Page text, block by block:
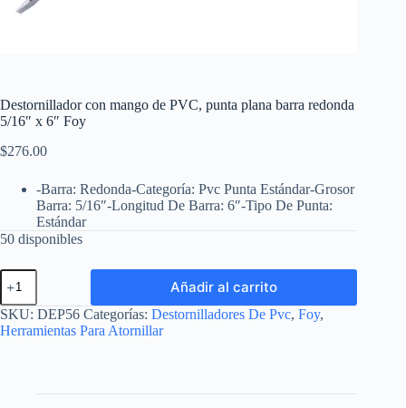
Destornillador con mango de PVC, punta plana barra redonda
5/16″ x 6″ Foy
$276.00
-Barra: Redonda-Categoría: Pvc Punta Estándar-Grosor
Barra: 5/16″-Longitud De Barra: 6″-Tipo De Punta:
Estándar
50 disponibles
Destornillador
con
mango
de
PVC,
redonda
Añadir al carrito
SKU: DEP56 Categorías: Destornilladores De Pvc, Foy,
Herramientas Para Atornillar